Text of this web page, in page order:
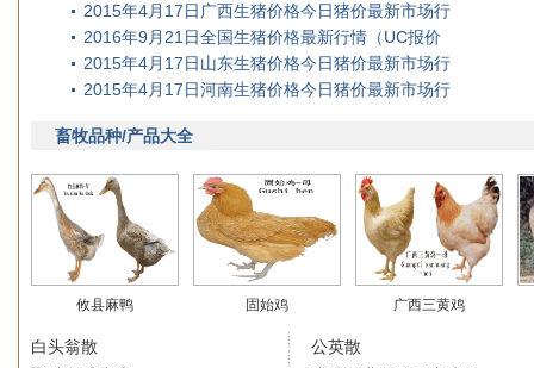
2015年4月17日广西生猪价格今日猪价最新市场行
2016年9月21日全国生猪价格最新行情（UC报价
2015年4月17日山东生猪价格今日猪价最新市场行
2015年4月17日河南生猪价格今日猪价最新市场行
畜牧品种/产品大全
攸县麻鸭 固始鸡 广西三黄鸡
白头翁散
公英散